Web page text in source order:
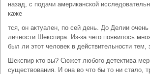
назад, с подачи американской
каже
тся, он актуален, по сей день. До Делии
личности Шекспира. Из-за чего появилось
был ли этот человек в действительности тем,
Шекспир кто вы? Сюжет любого детектива
существования. И она во что бы то ни стало,